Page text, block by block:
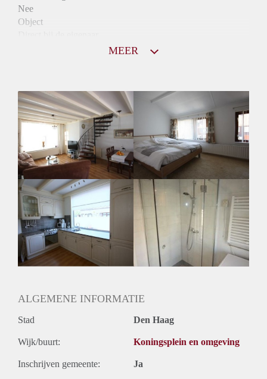
Nee
Object
Huurtoeslag
Niet mogelijk
Inkomen eis
N.V.T.
Huurtermijn
Onbepaalde termijn
Oplevering
Gestoffeerd
MEER
ALGEMENE INFORMATIE
Stad Den Haag
Wijk/buurt: Koningsplein en omgeving
Inschrijven gemeente: Ja